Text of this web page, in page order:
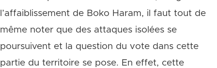
l’affaiblissement de Boko Haram, il faut tout de
même noter que des attaques isolées se
poursuivent et la question du vote dans cette
partie du territoire se pose. En effet, cette